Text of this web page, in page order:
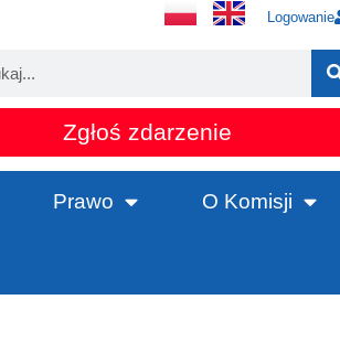
Logowanie
Zgłoś zdarzenie
Prawo O Komisji